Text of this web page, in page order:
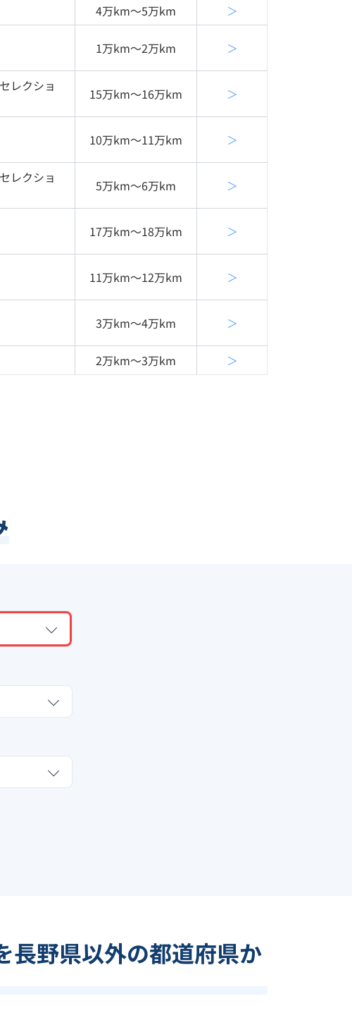
4万km〜5万km ＞
1万km〜2万km ＞
レクショ
15万km〜16万km ＞
10万km〜11万km ＞
レクショ
5万km〜6万km ＞
17万km〜18万km ＞
11万km〜12万km ＞
3万km〜4万km ＞
2万km〜3万km ＞
長野県以外の都道府県か